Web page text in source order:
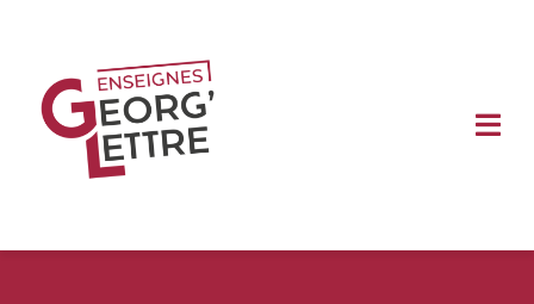
contenu